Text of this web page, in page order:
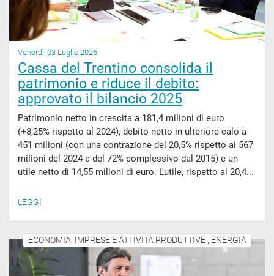
Venerdì, 03 Luglio 2026
Cassa del Trentino consolida il
patrimonio e riduce il debito:
approvato il bilancio 2025
Patrimonio netto in crescita a 181,4 milioni di euro
(+8,25% rispetto al 2024), debito netto in ulteriore calo a
451 milioni (con una contrazione del 20,5% rispetto ai 567
milioni del 2024 e del 72% complessivo dal 2015) e un
utile netto di 14,55 milioni di euro. L'utile, rispetto ai 20,4...
LEGGI
ECONOMIA, IMPRESE E ATTIVITÀ PRODUTTIVE , ENERGIA